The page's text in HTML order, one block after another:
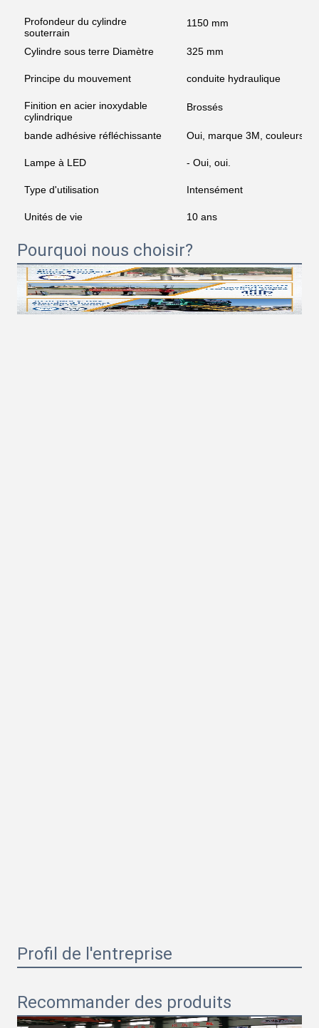
Profondeur du cylindre
souterrain
1150 mm
Cylindre sous terre Diamètre 325 mm
Principe du mouvement conduite hydraulique
Finition en acier inoxydable
cylindrique
Brossés
bande adhésive réfléchissante Oui, marque 3M, couleurs
Lampe à LED - Oui, oui.
Type d'utilisation Intensément
Unités de vie 10 ans
Pourquoi nous choisir?
Profil de l'entreprise
Recommander des produits